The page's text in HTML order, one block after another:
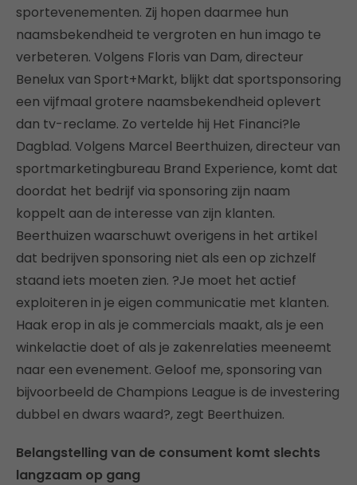
sportevenementen. Zij hopen daarmee hun
naamsbekendheid te vergroten en hun imago te
verbeteren. Volgens Floris van Dam, directeur
Benelux van Sport+Markt, blijkt dat sportsponsoring
een vijfmaal grotere naamsbekendheid oplevert
dan tv-reclame. Zo vertelde hij Het Financi?le
Dagblad. Volgens Marcel Beerthuizen, directeur van
sportmarketingbureau Brand Experience, komt dat
doordat het bedrijf via sponsoring zijn naam
koppelt aan de interesse van zijn klanten.
Beerthuizen waarschuwt overigens in het artikel
dat bedrijven sponsoring niet als een op zichzelf
staand iets moeten zien. ?Je moet het actief
exploiteren in je eigen communicatie met klanten.
Haak erop in als je commercials maakt, als je een
winkelactie doet of als je zakenrelaties meeneemt
naar een evenement. Geloof me, sponsoring van
bijvoorbeeld de Champions League is de investering
dubbel en dwars waard?, zegt Beerthuizen.
Belangstelling van de consument komt slechts
langzaam op gang